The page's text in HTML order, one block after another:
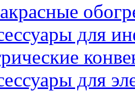
для
для